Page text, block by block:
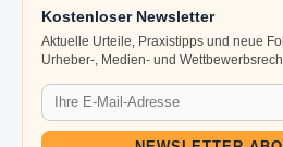
Kostenloser Newsletter
Aktuelle Urteile, Praxistipps und neue
Urheber-, Medien- und